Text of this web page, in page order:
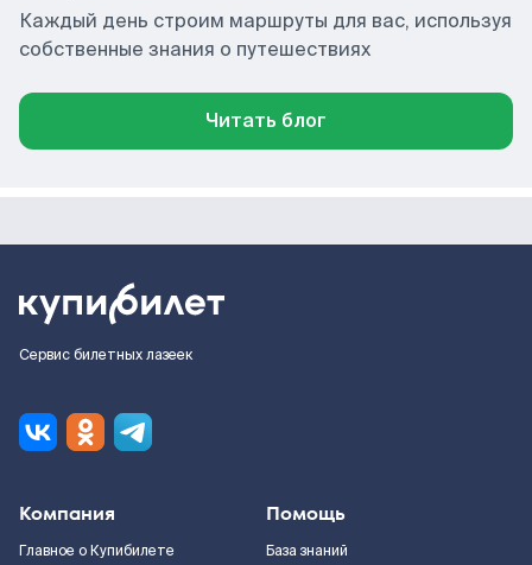
Каждый день строим маршруты для вас, используя
собственные знания о путешествиях
Читать блог
Сервис билетных лазеек
Компания
Главное о Купибилете
Помощь
База знаний